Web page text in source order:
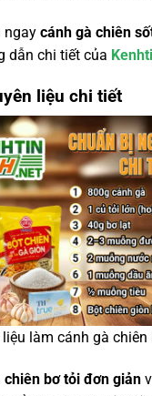
ngay cánh gà chiên
dẫn chi tiết của
liệu chi tiết
liệu làm cánh gà chiên
chiên bơ tỏi đơn giản